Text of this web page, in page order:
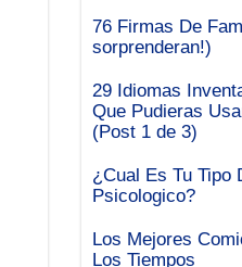
76 Firmas De
sorprenderan!)
29 Idiomas
Que Pudieras
(Post 1 de 3)
¿Cual Es Tu Tipo
Psicologico?
Los Mejores
Los Tiempos